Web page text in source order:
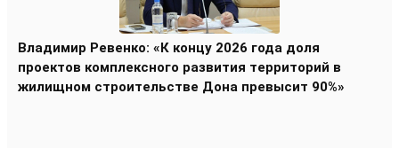
Владимир Ревенко: «К концу 2026 года доля
проектов комплексного развития территорий в
жилищном строительстве Дона превысит 90%»